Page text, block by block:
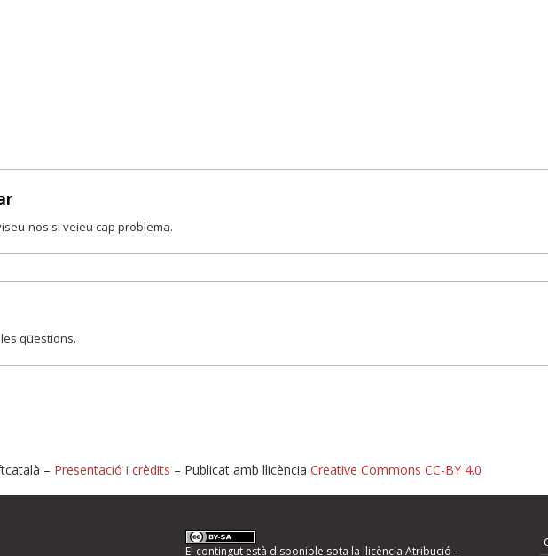
nos si veieu cap problema.
qüestions.
o informeu d'errors
– Presentació i crèdits – Publicat amb llicència Creative Commons CC-BY 4.0
El contingut està disponible sota la llicència Atribució -